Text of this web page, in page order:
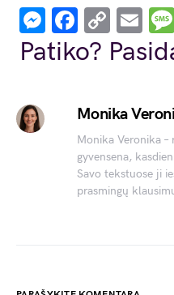
Messenger
Copy
Link
Patiko?
Monika
Monika Veronika
gyvensena,
Savo tekstuose ji
prasmingų